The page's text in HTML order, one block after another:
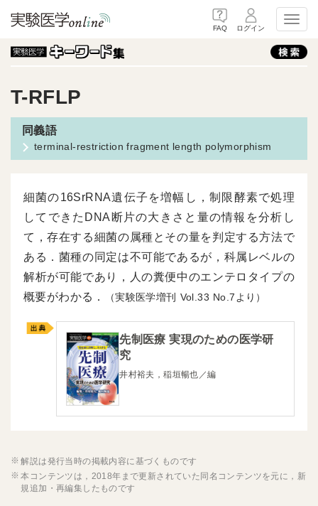
FAQ ログイン
T-RFLP
terminal-restriction fragment length polymorphism
細菌の16SrRNA遺伝子を増幅し，制限酵素で処理
してできたDNA断片の大きさと量の情報を分析し
て，存在する細菌の属種とその量を判定する方法で
ある．菌種の同定は不可能であるが，科属レベルの
解析が可能であり，人の糞便中のエンテロタイプの
概要がわかる．
（実験医学増刊 33 7より）
先制医療 実現のための医学研
究
井村裕夫，稲垣暢也／編
解説は発行当時の掲載内容に基づくものです
本コンテンツは，2018年まで更新されていた同名コンテンツを元に，新
規追加・再編集したものです